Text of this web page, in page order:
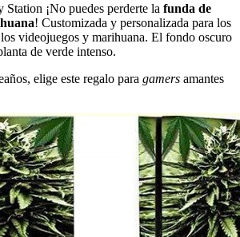
Station ¡No puedes perderte la funda de
! Customizada y personalizada para los
videojuegos y marihuana. El fondo oscuro
de verde intenso.
elige este regalo para gamers amantes